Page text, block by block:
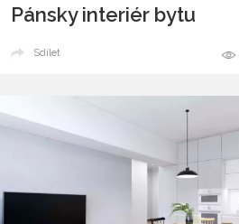
Pánsky interiér bytu
Sdílet